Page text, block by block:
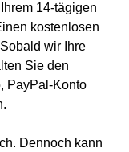
14-tägigen
kostenlosen
wir Ihre
Sie den
PayPal-Konto
Dennoch kann